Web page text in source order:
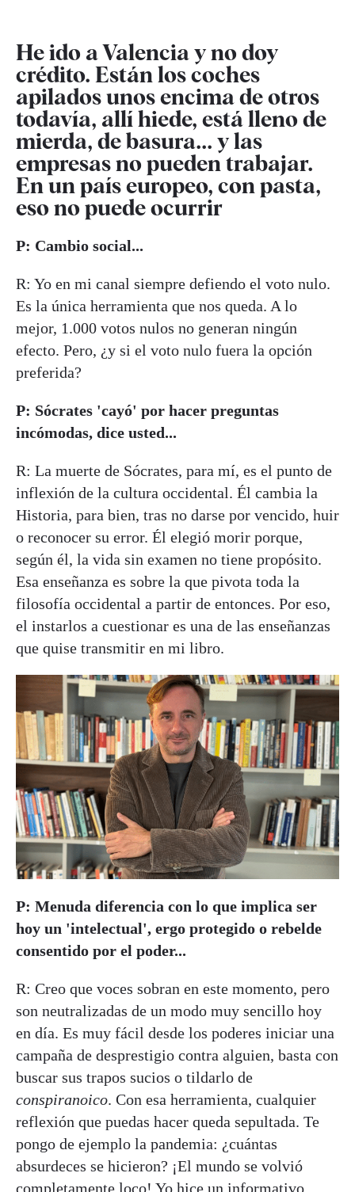
He ido a Valencia y no doy
crédito. Están los coches
apilados unos encima de otros
todavía, allí hiede, está lleno de
mierda, de basura... y las
empresas no pueden trabajar.
En un país europeo, con pasta,
eso no puede ocurrir
P: Cambio social...
R: Yo en mi canal siempre defiendo el voto nulo.
Es la única herramienta que nos queda. A lo
mejor, 1.000 votos nulos no generan ningún
efecto. Pero, ¿y si el voto nulo fuera la opción
preferida?
P: Sócrates 'cayó' por hacer preguntas
incómodas, dice usted...
R: La muerte de Sócrates, para mí, es el punto de
inflexión de la cultura occidental. Él cambia la
Historia, para bien, tras no darse por vencido, huir
o reconocer su error. Él elegió morir porque,
según él, la vida sin examen no tiene propósito.
Esa enseñanza es sobre la que pivota toda la
filosofía occidental a partir de entonces. Por eso,
el instarlos a cuestionar es una de las enseñanzas
que quise transmitir en mi libro.
P: Menuda diferencia con lo que implica ser
hoy un 'intelectual', ergo protegido o rebelde
consentido por el poder...
R: Creo que voces sobran en este momento, pero
son neutralizadas de un modo muy sencillo hoy
en día. Es muy fácil desde los poderes iniciar una
campaña de desprestigio contra alguien, basta con
buscar sus trapos sucios o tildarlo de
conspiranoico. Con esa herramienta, cualquier
reflexión que puedas hacer queda sepultada. Te
pongo de ejemplo la pandemia: ¿cuántas
absurdeces se hicieron? ¡El mundo se volvió
completamente loco! Yo hice un informativo